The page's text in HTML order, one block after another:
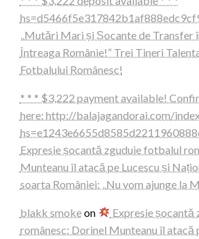
„Mutări Mari și Șocante de Transfer
Întreaga Românie!” Trei Tineri
Fotbalului Românesc!
* * * $3,222 payment available!
here: http://balajagandorai.com/
Expresie șocantă zguduie fotbalul
Munteanu îl atacă pe Lucescu și
soarta României: „Nu vom ajunge la
blakk smokeon
Expresie
românesc: Dorinel Munteanu îl atacă